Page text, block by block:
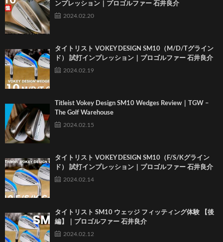
ンプレッション｜プロゴルファー 石井良介
2024.02.20
タイトリスト VOKEY DESIGN SM10（M/D/Tグライン
ド） 試打インプレッション｜プロゴルファー 石井良介
2024.02.19
Titleist Vokey Design SM10 Wedges Review｜TGW –
The Golf Warehouse
2024.02.15
タイトリスト VOKEY DESIGN SM10（F/S/Kグライン
ド） 試打インプレッション｜プロゴルファー 石井良介
2024.02.14
タイトリスト SM10 ウェッジ フィッティング体験 【後
編】｜プロゴルファー 石井良介
2024.02.12